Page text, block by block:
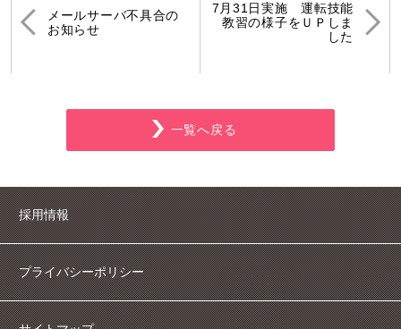
メールサーバ不具合の
お知らせ
7月31日実施 運転技能
教習の様子をＵＰしま
した
一覧へ戻る
採用情報
プライバシーポリシー